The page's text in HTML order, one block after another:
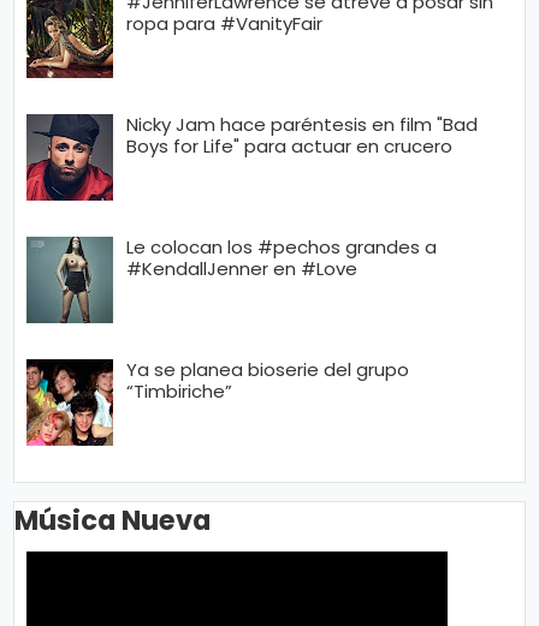
ropa para #VanityFair
Nicky Jam hace paréntesis en film "Bad
Boys for Life" para actuar en crucero
Le colocan los #pechos grandes a
#KendallJenner en #Love
Ya se planea bioserie del grupo
“Timbiriche”
Música Nueva